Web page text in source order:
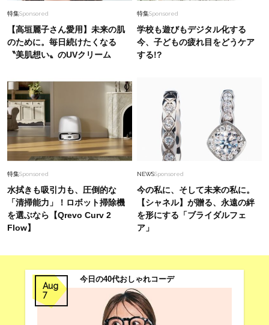
特集Sponsored
【高垣麗子さん愛用】未来の肌
のために。毎日続けたくなる
〝美肌想い〟のUVクリーム
特集Sponsored
学校も遊びもデジタル化する
今、子どもの疲れ目をどうケア
する!?
特集Sponsored
水拭きも吸引力も、圧倒的な
「清掃能力」！ロボット掃除機
を選ぶなら【Qrevo Curv 2
Flow】
NEWSSponsored
今の私に、そして未来の私に。
【シャネル】が贈る、永遠の絆
を形にする「ブライダルフェ
ア」
Aug
7
今日の40代おしゃれコーデ